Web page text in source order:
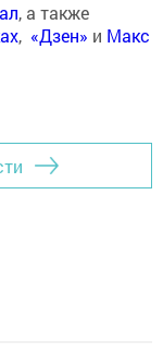
, а также
, «Дзен» и Макс